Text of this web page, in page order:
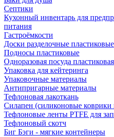
Септики
Кухонный инвентарь для
питания
Гастроёмкости
Доски разделочные пластиковые
Подносы пластиковые
Одноразовая посуда пластиковая
Упаковка для кейтеринга
Упаковочные материалы
Антипригарные материалы
Тефлоновая лакоткань
Силапен (силиконовые
Тефлоновые ленты PTFE для
Тефлоновый скотч
Биг Бэги - мягкие контейнеры